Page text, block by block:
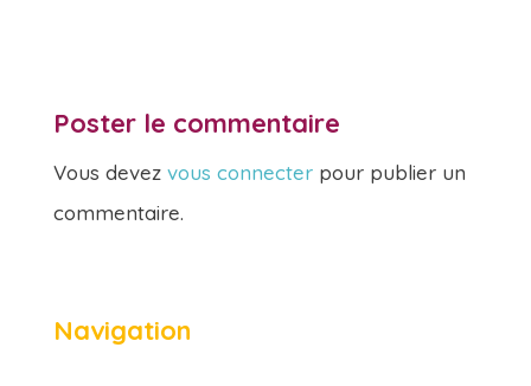
Poster le commentaire
Vous devez vous connecterpour publier un
commentaire.
Navigation